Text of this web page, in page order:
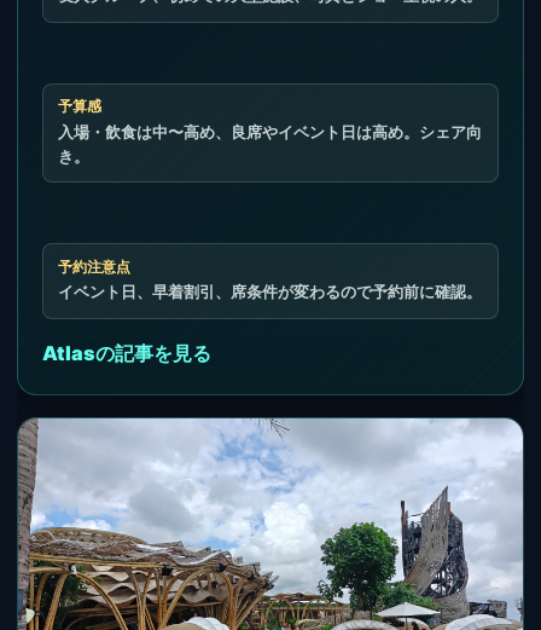
予算感
入場・飲食は中〜高め、良席やイベント日は高め。シェア向
き。
予約注意点
イベント日、早着割引、席条件が変わるので予約前に確認。
Atlasの記事を見る